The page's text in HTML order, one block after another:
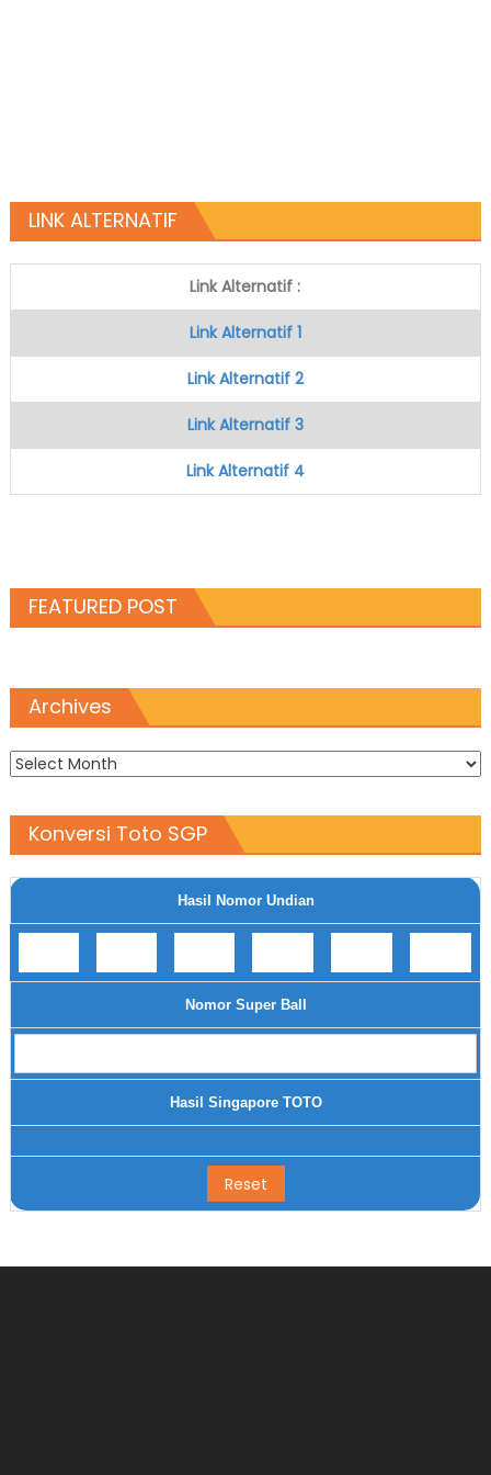
LINK ALTERNATIF
Link Alternatif :
Link Alternatif 1
Link Alternatif 2
Link Alternatif 3
Link Alternatif 4
FEATURED POST
Archives
Archives
Konversi Toto SGP
Hasil Nomor Undian
Nomor Super Ball
Hasil Singapore TOTO